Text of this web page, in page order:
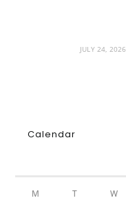
JULY 24, 2026
Calendar
M T W